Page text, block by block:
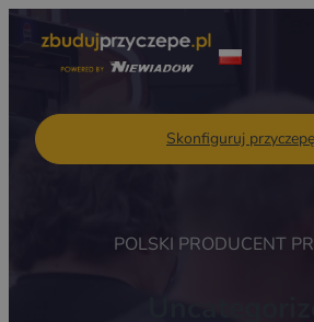
Skonfiguruj przyczepę
POLSKI PRODUCENT